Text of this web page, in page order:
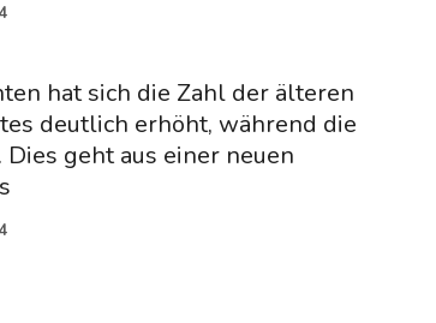
hat sich die Zahl der älteren
deutlich erhöht, während die
geht aus einer neuen